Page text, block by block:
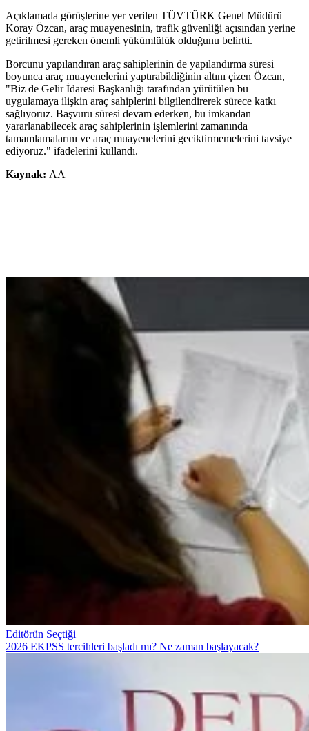
Açıklamada görüşlerine yer verilen TÜVTÜRK Genel Müdürü
Koray Özcan, araç muayenesinin, trafik güvenliği açısından yerine
getirilmesi gereken önemli yükümlülük olduğunu belirtti.
Borcunu yapılandıran araç sahiplerinin de yapılandırma süresi
boyunca araç muayenelerini yaptırabildiğinin altını çizen Özcan,
"Biz de Gelir İdaresi Başkanlığı tarafından yürütülen bu
uygulamaya ilişkin araç sahiplerini bilgilendirerek sürece katkı
sağlıyoruz. Başvuru süresi devam ederken, bu imkandan
yararlanabilecek araç sahiplerinin işlemlerini zamanında
tamamlamalarını ve araç muayenelerini geciktirmemelerini tavsiye
ediyoruz." ifadelerini kullandı.
Kaynak: AA
Editörün Seçtiği
2026 EKPSS tercihleri başladı mı? Ne zaman başlayacak?